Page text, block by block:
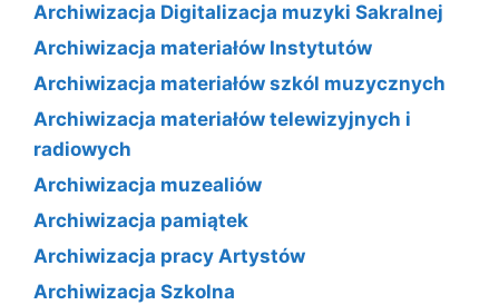
Archiwizacja Digitalizacja muzyki Sakralnej
Archiwizacja materiałów Instytutów
Archiwizacja materiałów szkól muzycznych
Archiwizacja materiałów telewizyjnych i
radiowych
Archiwizacja muzealiów
Archiwizacja pamiątek
Archiwizacja pracy Artystów
Archiwizacja Szkolna